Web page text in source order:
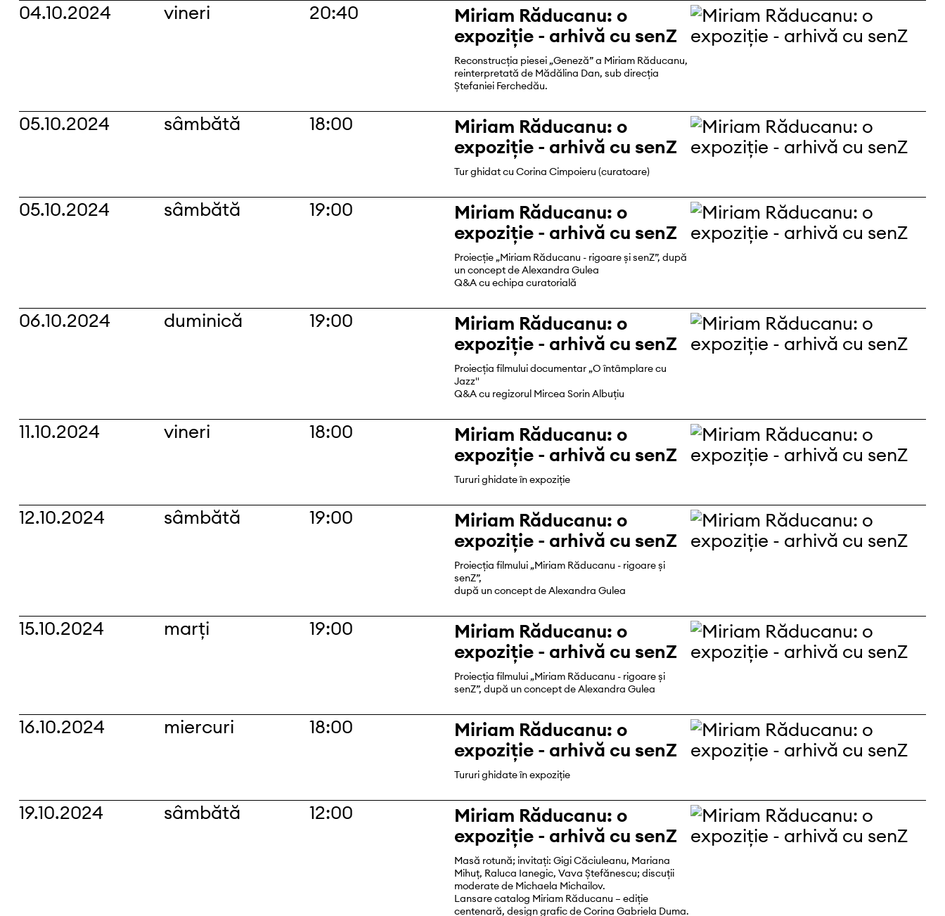
04.10.2024 vineri 20:40
Miriam Răducanu: o
expoziție - arhivă cu senZ
Reconstrucția piesei „Geneză” a Miriam Răducanu,
reinterpretată de Mădălina Dan, sub direcția
Ștefaniei Ferchedău.
05.10.2024 sâmbătă 18:00
Miriam Răducanu: o
expoziție - arhivă cu senZ
Tur ghidat cu Corina Cimpoieru (curatoare)
05.10.2024 sâmbătă 19:00
Miriam Răducanu: o
expoziție - arhivă cu senZ
Proiecție „Miriam Răducanu - rigoare și senZ”, după
un concept de Alexandra Gulea
Q&A cu echipa curatorială
06.10.2024 duminică 19:00
Miriam Răducanu: o
expoziție - arhivă cu senZ
Proiecția filmului documentar „O întâmplare cu
Jazz"
Q&A cu regizorul Mircea Sorin Albuţiu
11.10.2024 vineri 18:00
Miriam Răducanu: o
expoziție - arhivă cu senZ
Tururi ghidate în expoziție
12.10.2024 sâmbătă 19:00
Miriam Răducanu: o
expoziție - arhivă cu senZ
Proiecția filmului „Miriam Răducanu - rigoare și
senZ”,
după un concept de Alexandra Gulea
15.10.2024 marți 19:00
Miriam Răducanu: o
expoziție - arhivă cu senZ
Proiecția filmului „Miriam Răducanu - rigoare și
senZ”, după un concept de Alexandra Gulea
16.10.2024 miercuri 18:00
Miriam Răducanu: o
expoziție - arhivă cu senZ
Tururi ghidate în expoziție
19.10.2024 sâmbătă 12:00
Miriam Răducanu: o
expoziție - arhivă cu senZ
Masă rotună; invitați: Gigi Căciuleanu, Mariana
Mihuț, Raluca Ianegic, Vava Ștefănescu; discuții
moderate de Michaela Michailov.
Lansare catalog Miriam Răducanu – ediție
centenară, design grafic de Corina Gabriela Duma.